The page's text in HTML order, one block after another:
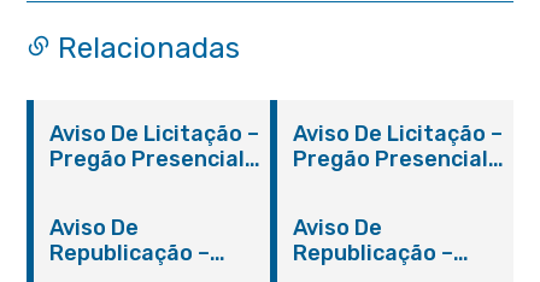
Relacionadas
Aviso De Licitação –
Pregão Presencial
Aviso De Licitação –
Pregão Presencial
Aviso De
Republicação –
Aviso De
Republicação –